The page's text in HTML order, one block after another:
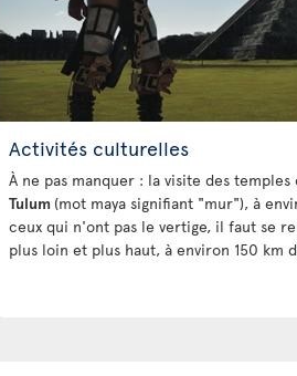
Activités culturelles
À ne pas manquer : la visite des
Tulum (mot maya signifiant "mur"), à
ceux qui n'ont pas le vertige, il faut se
plus loin et plus haut, à environ 150 km